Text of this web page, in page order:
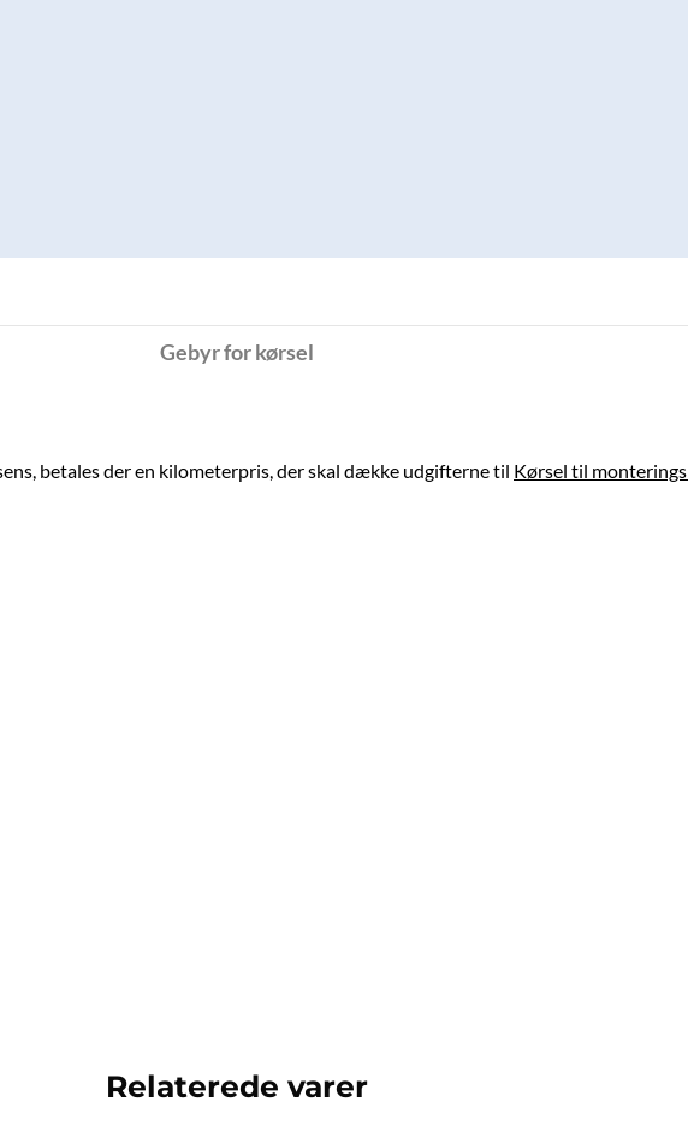
Gebyr for kørsel
betales der en kilometerpris, der skal dække udgifterne til Kørsel til monterings
Relaterede varer